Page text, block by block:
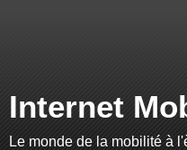
Internet
Le monde de la mobilité à